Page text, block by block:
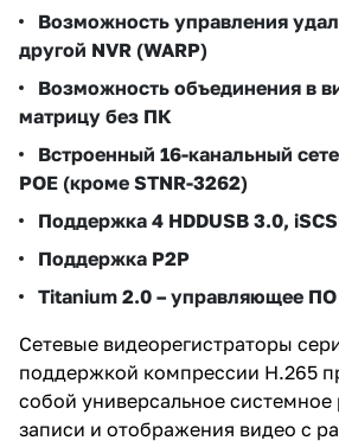
Возможность управления
другой NVR (WARP)
Возможность объединения в
матрицу без ПК
Встроенный 16-канальный
РОЕ (кроме STNR-3262)
Поддержка 4 HDDUSB 3.0,
Поддержка P2P
Titanium 2.0 – управляющее ПО
Сетевые видеорегистраторы
поддержкой компрессии H.265
собой универсальное
записи и отображения видео с